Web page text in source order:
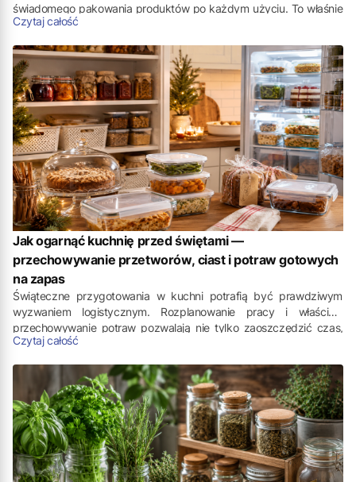
świadomego pakowania produktów po każdym użyciu. To właśnie
ich brak najczęściej prowadzi do tego, że nabiał traci świeżość
wyłącznie o samą lodówkę, ale o sposób, w jaki organizujemy jej
wnętrze i jak traktujemy produkty już po otwarciu.
Czytaj całość
Jak ogarnąć kuchnię przed świętami —
przechowywanie przetworów, ciast i potraw gotowych
na zapas
Świąteczne przygotowania w kuchni potrafią być prawdziwym
wyzwaniem logistycznym. Rozplanowanie pracy i właściwe
przechowywanie potraw pozwalają nie tylko zaoszczędzić czas,
ale także uniknąć marnowania żywności. Kluczem do sukcesu jest
wyprzedzeniem oraz wykorzystanie funkcjonalnych akcesoriów
kuchennych.
Czytaj całość